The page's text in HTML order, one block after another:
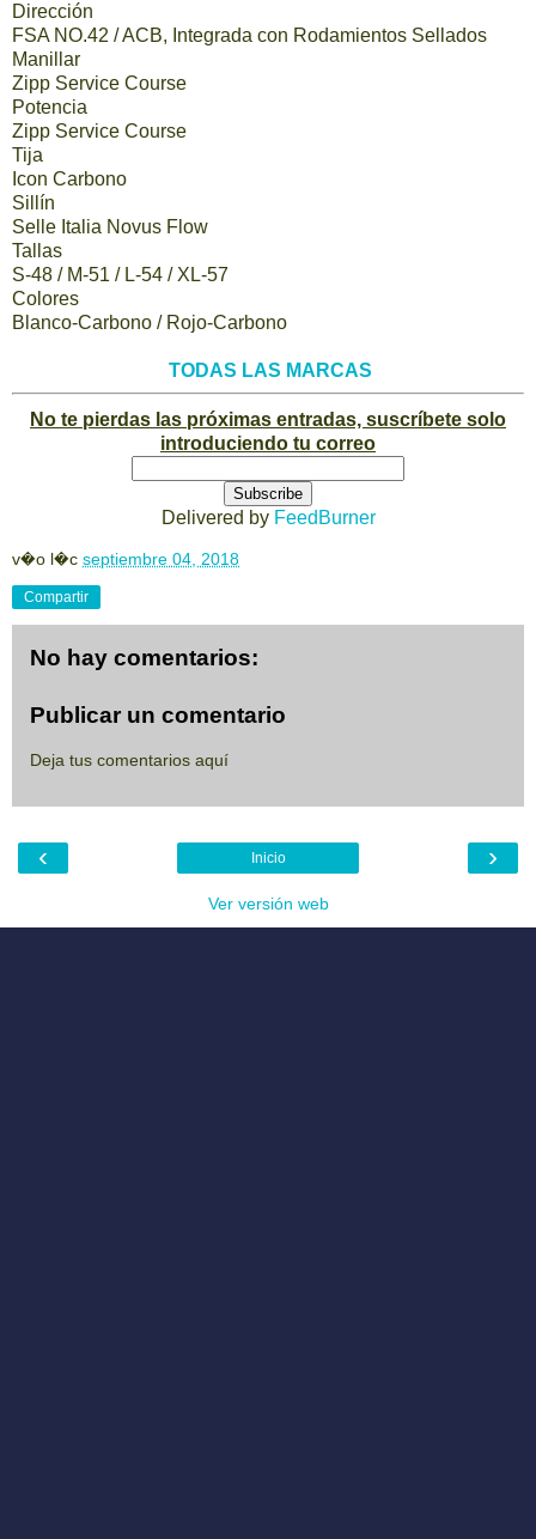
Dirección
FSA NO.42 / ACB, Integrada con Rodamientos Sellados
Manillar
Zipp Service Course
Potencia
Zipp Service Course
Tija
Icon Carbono
Sillín
Selle Italia Novus Flow
Tallas
S-48 / M-51 / L-54 / XL-57
Colores
Blanco-Carbono / Rojo-Carbono
TODAS LAS MARCAS
No te pierdas las próximas entradas, suscríbete solo
introduciendo tu correo
Delivered by FeedBurner
v�o l�c septiembre 04, 2018
Compartir
No hay comentarios:
Publicar un comentario
Deja tus comentarios aquí
‹ ›
Inicio
Ver versión web